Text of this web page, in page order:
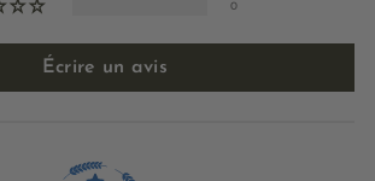
0
Écrire un avis